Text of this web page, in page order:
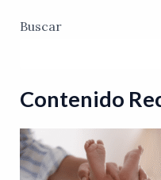
Buscar
Contenido